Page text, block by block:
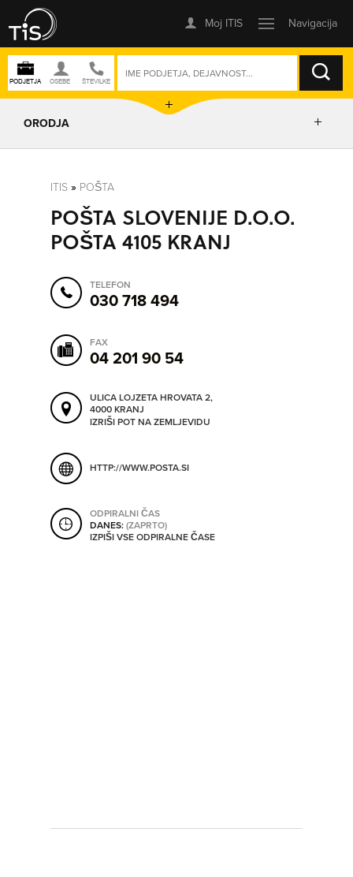
ISKANJE
ORODJA
POSLOVNE ENOTE
ORODJA
SHRANI V MOJ ITIS
ITIS » POŠTA
POŠTA SLOVENIJE D.O.O.
POŠTA 4105 KRANJ
TELEFON
030 718 494
FAX
04 201 90 54
ULICA LOJZETA HROVATA 2,
4000 KRANJ
IZRIŠI POT NA ZEMLJEVIDU
HTTP://WWW.POSTA.SI
ODPIRALNI ČAS
DANES:(ZAPRTO)
IZPIŠI VSE ODPIRALNE ČASE